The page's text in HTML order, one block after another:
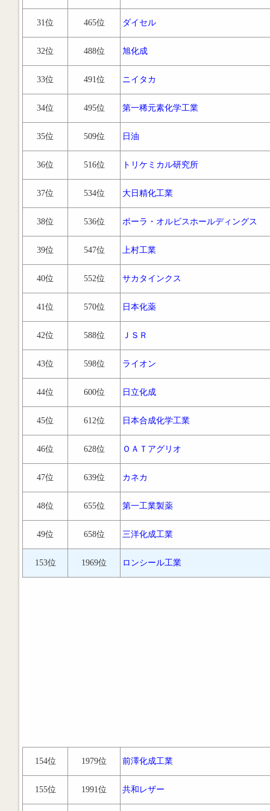
31位 465位 ダイセル
32位 488位 旭化成
33位 491位 ニイタカ
34位 495位 第一稀元素化学工業
35位 509位 日油
36位 516位 トリケミカル研究所
37位 534位 大日精化工業
38位 536位 ポーラ・オルビスホールディングス
39位 547位 上村工業
40位 552位 サカタインクス
41位 570位 日本化薬
42位 588位 ＪＳＲ
43位 598位 ライオン
44位 600位 日立化成
45位 612位 日本合成化学工業
46位 628位 ＯＡＴアグリオ
47位 639位 カネカ
48位 655位 第一工業製薬
49位 658位 三洋化成工業
153位 1969位 ロンシール工業
154位 1979位 前澤化成工業
155位 1991位 共和レザー